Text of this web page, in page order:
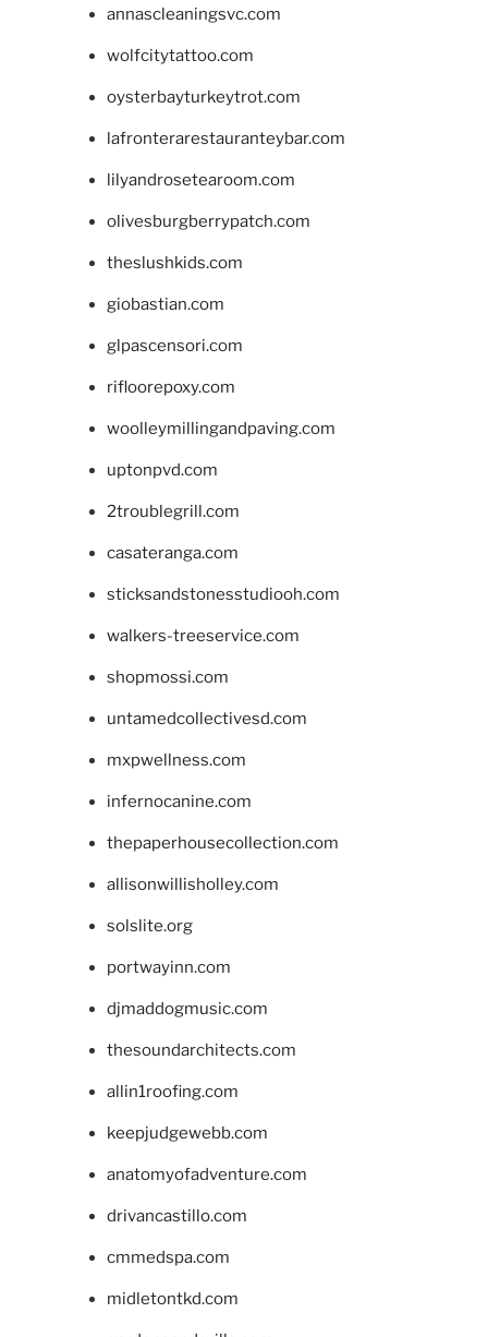
annascleaningsvc.com
wolfcitytattoo.com
oysterbayturkeytrot.com
lafronterarestauranteybar.com
lilyandrosetearoom.com
olivesburgberrypatch.com
theslushkids.com
giobastian.com
glpascensori.com
rifloorepoxy.com
woolleymillingandpaving.com
uptonpvd.com
2troublegrill.com
casateranga.com
sticksandstonesstudiooh.com
walkers-treeservice.com
shopmossi.com
untamedcollectivesd.com
mxpwellness.com
infernocanine.com
thepaperhousecollection.com
allisonwillisholley.com
solslite.org
portwayinn.com
djmaddogmusic.com
thesoundarchitects.com
allin1roofing.com
keepjudgewebb.com
anatomyofadventure.com
drivancastillo.com
cmmedspa.com
midletontkd.com